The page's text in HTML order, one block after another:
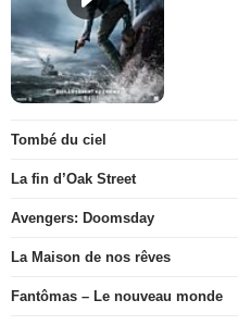
Tombé du ciel
La fin d’Oak Street
Avengers: Doomsday
La Maison de nos rêves
Fantômas – Le nouveau monde